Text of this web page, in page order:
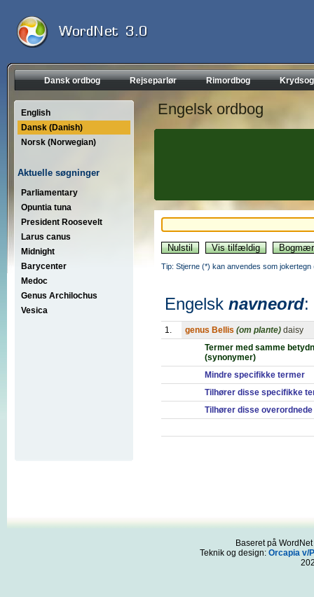
Dansk ordbog Rejseparlør Rimordbog
English
Dansk (Danish)
Norsk (Norwegian)
Aktuelle søgninger
Parliamentary
Opuntia tuna
President Roosevelt
Larus canus
Midnight
Barycenter
Medoc
Genus Archilochus
Vesica
Engelsk ordbog
Tip: Stjerne (*) kan anvendes som
Engelsk navneord:
1. genus Bellis (om plante) daisy
Termer med samme
(synonymer)
Mindre specifikke termer
Tilhører disse specifikke
Tilhører disse
Baseret på
Teknik og design: Orcapia v/